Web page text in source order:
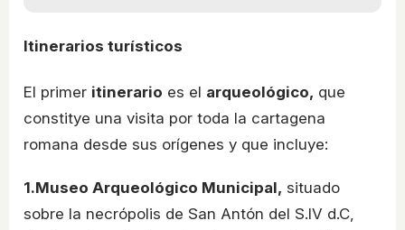
Itinerarios turísticos
El primer itinerario es el arqueológico, que
constitye una visita por toda la cartagena
romana desde sus orígenes y que incluye:
1.Museo Arqueológico Municipal, situado
sobre la necrópolis de San Antón del S.IV d.C,